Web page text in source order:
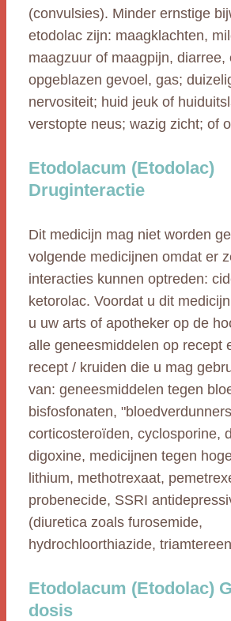
(convulsies). Minder ernstige
etodolac zijn: maagklachten,
maagzuur of maagpijn, diarree,
opgeblazen gevoel, gas;
nervositeit; huid jeuk of
verstopte neus; wazig zicht; of
Etodolacum (Etodolac)
Druginteractie
Dit medicijn mag niet worden
volgende medicijnen omdat er
interacties kunnen optreden:
ketorolac. Voordat u dit
u uw arts of apotheker op de
alle geneesmiddelen op recept
recept / kruiden die u mag
van: geneesmiddelen tegen
bisfosfonaten,
corticosteroïden, cyclosporine,
digoxine, medicijnen tegen
lithium, methotrexaat,
probenecide, SSRI
(diuretica zoals furosemide,
hydrochloorthiazide,
Etodolacum (Etodolac)
dosis